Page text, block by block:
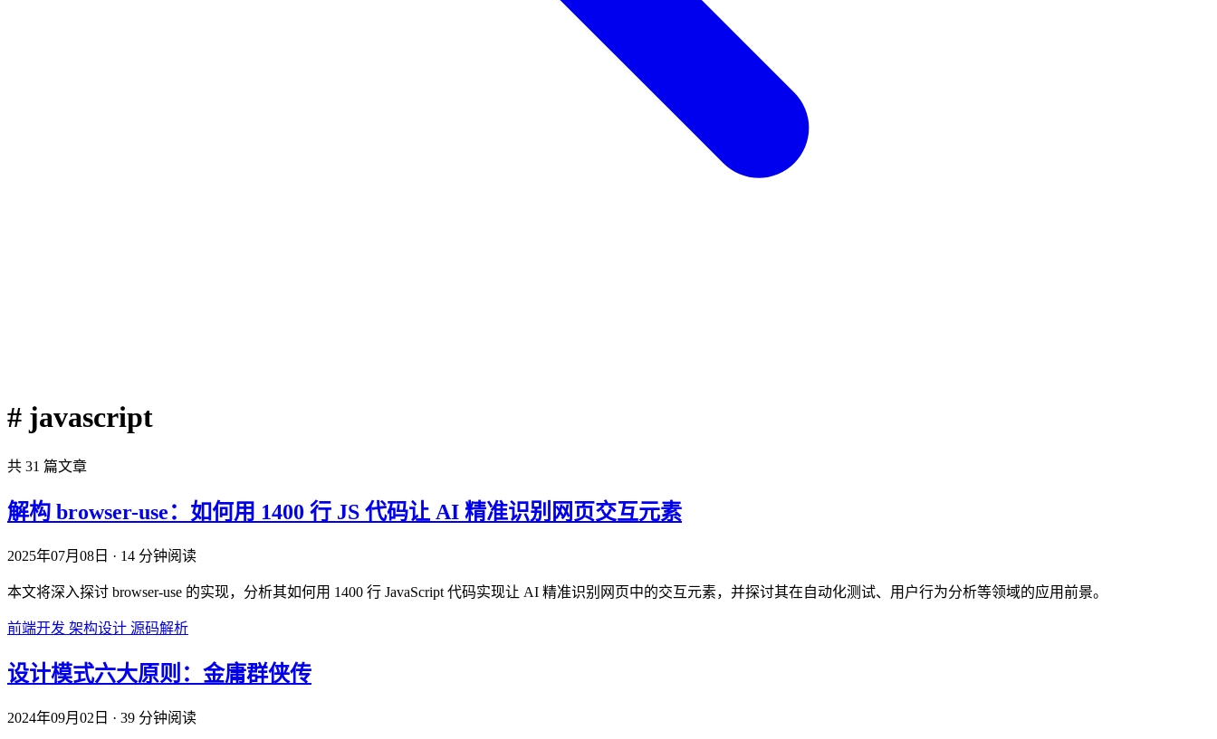
# javascript
共 31 篇文章
解构 browser-use：如何用 1400 行 JS 代码让 AI 精准识别网页交互元素
2025年07月08日 · 14 分钟阅读
本文将深入探讨 browser-use 的实现，分析其如何用 1400 行 JavaScript 代码实现让 AI 精准识别网页中的交互元素，并探讨其在自动化测试、用户行为分析等领域的应用前景。
前端开发 架构设计 源码解析
设计模式六大原则：金庸群侠传
2024年09月02日 · 39 分钟阅读